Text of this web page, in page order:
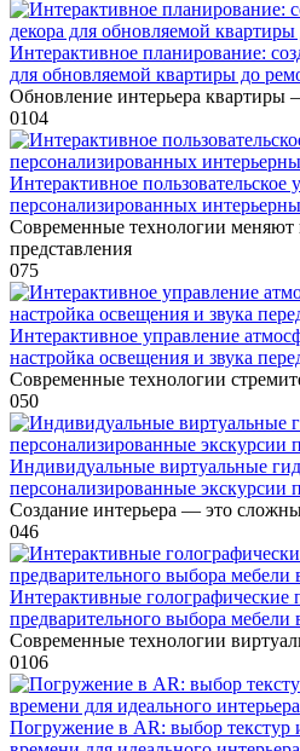
Интерактивное планирование:
для обновляемой квартиры до
Обновление интерьера квартиры
0104
Интерактивное пользовательское
персонализированных
Современные технологии
представления
075
Интерактивное управление
настройка освещения и звука
Современные технологии
050
Индивидуальные виртуальные
персонализированные экскурсии
Создание интерьера — это
046
Интерактивные голографические
предварительного выбора мебели
Современные технологии
0106
Погружение в AR: выбор текстур